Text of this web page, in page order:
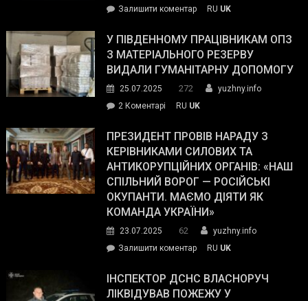
Залишити коментарon
завойовує
симпатії
виборців
The
Street
Journal.
RU UK
У ПІВДЕННОМУ ПРАЦІВНИКАМ ОПЗ
З МАТЕРІАЛЬНОГО РЕЗЕРВУ
ВИДАЛИ ГУМАНІТАРНУ ДОПОМОГУ
25.07.2025 272
yuzhny.info
2 Коментарі
Південному
працівникам
ОПЗ
з
матеріального
резерву
гуманітарну
допомогу
RU UK
ПРЕЗИДЕНТ ПРОВІВ НАРАДУ З
КЕРІВНИКАМИ СИЛОВИХ ТА
АНТИКОРУПЦІЙНИХ ОРГАНІВ: «НАШ
СПІЛЬНИЙ ВОРОГ — РОСІЙСЬКІ
ОКУПАНТИ. МАЄМО ДІЯТИ ЯК
КОМАНДА УКРАЇНИ»
23.07.2025 62
yuzhny.info
Залишити коментарon
провів
нараду
RU UK
ІНСПЕКТОР ДСНС ВЛАСНОРУЧ
ЛІКВІДУВАВ ПОЖЕЖУ У